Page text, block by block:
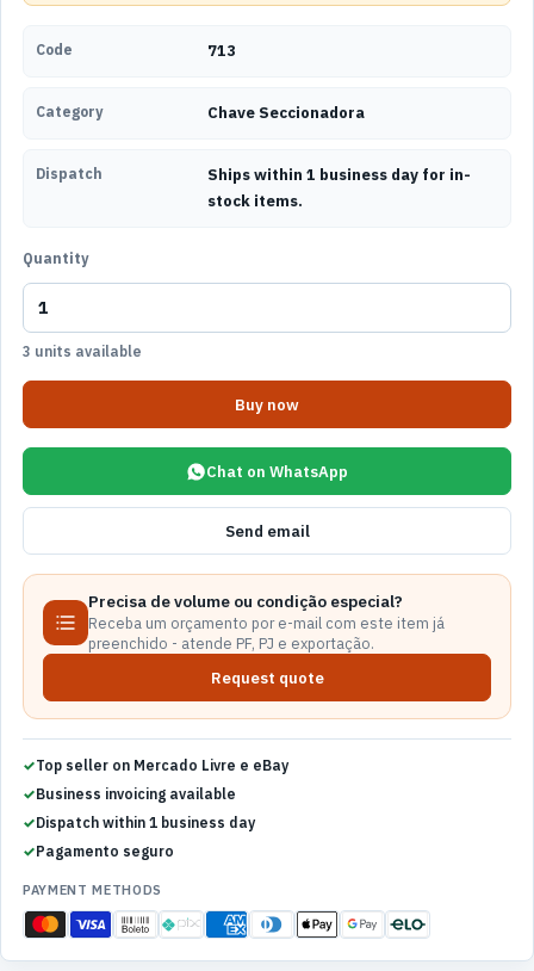
Code 713
Category Chave Seccionadora
Dispatch
Ships within 1 business day for in-
stock items.
Quantity
3 units available
Buy now
Chat on WhatsApp
Send email
Precisa de volume ou condição especial?
Receba um orçamento por e-mail com este item já
preenchido - atende PF, PJ e exportação.
Request quote
Top seller on Mercado Livre e eBay
Business invoicing available
Dispatch within 1 business day
Pagamento seguro
PAYMENT METHODS